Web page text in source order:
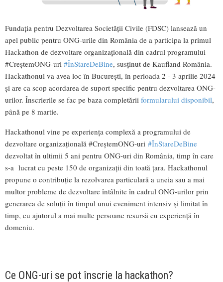
Fundația pentru Dezvoltarea Societății Civile (FDSC) lansează un
apel public pentru ONG-urile din România de a participa la primul
Hackathon de dezvoltare organizațională din cadrul programului
#CreștemONG-uri #ÎnStareDeBine, susținut de Kaufland România.
Hackathonul va avea loc în București, în perioada 2 - 3 aprilie 2024
și are ca scop acordarea de suport specific pentru dezvoltarea ONG-
urilor. Înscrierile se fac pe baza completării formularului disponibil,
până pe 8 martie.
Hackathonul vine pe experiența complexă a programului de
dezvoltare organizațională #CreștemONG-uri #ÎnStareDeBine
dezvoltat în ultimii 5 ani pentru ONG-uri din România, timp în care
s-a lucrat cu peste 150 de organizații din toată țara. Hackathonul
propune o contribuție la rezolvarea particulară a uneia sau a mai
multor probleme de dezvoltare întâlnite în cadrul ONG-urilor prin
generarea de soluții în timpul unui eveniment intensiv și limitat în
timp, cu ajutorul a mai multe persoane resursă cu experiență în
domeniu.
Ce ONG-uri se pot înscrie la hackathon?